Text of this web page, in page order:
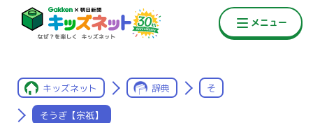
キッズネット 辞典 そ
そうぎ【宗祇】